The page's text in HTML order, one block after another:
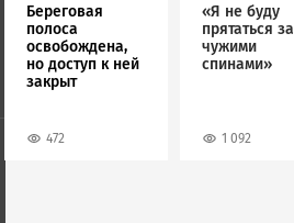
Береговая
полоса
освобождена,
но доступ к ней
закрыт
472
«Я не буду
прятаться за
чужими
спинами»
1 092